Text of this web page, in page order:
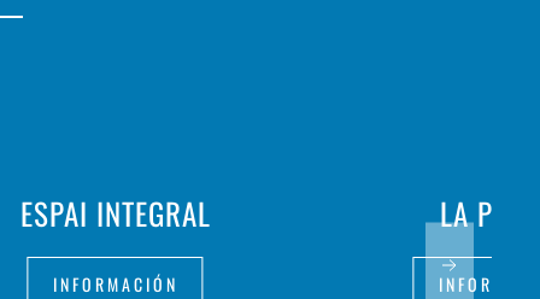
ESPAI INTEGRAL
INFORMACIÓN
LA